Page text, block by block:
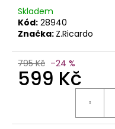
Skladem
Kód: 28940
Značka: Z.Ricardo
795 Kč –24 %
599 Kč